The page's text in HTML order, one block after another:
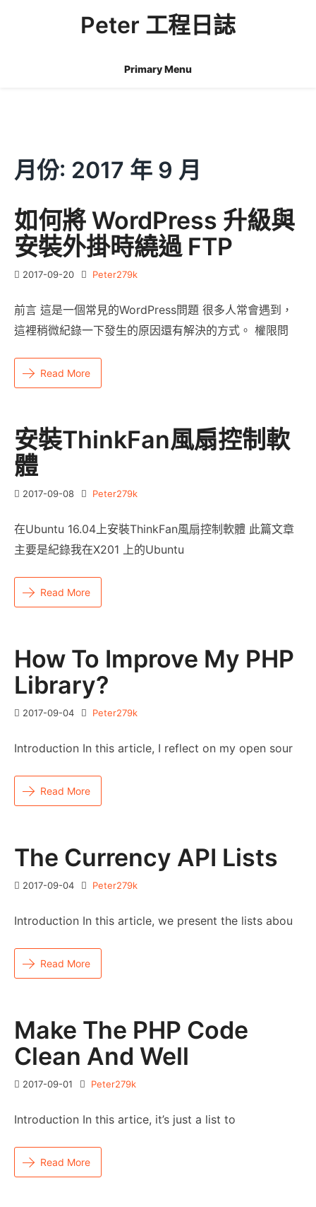
Peter 工程日誌
Primary Menu
月份: 2017 年 9 月
如何將 WordPress 升級與
安裝外掛時繞過 FTP
2017-09-20 Peter279k
前言 這是一個常見的WordPress問題 很多人常會遇到，
這裡稍微紀錄一下發生的原因還有解決的方式。 權限問
Read More
安裝ThinkFan風扇控制軟
體
2017-09-08 Peter279k
在Ubuntu 16.04上安裝ThinkFan風扇控制軟體 此篇文章
主要是紀錄我在X201 上的Ubuntu
Read More
How To Improve My PHP
Library?
2017-09-04 Peter279k
Introduction In this article, I reflect on my open sour
Read More
The Currency API Lists
2017-09-04 Peter279k
Introduction In this article, we present the lists abou
Read More
Make The PHP Code
Clean And Well
2017-09-01 Peter279k
Introduction In this artice, it’s just a list to
Read More